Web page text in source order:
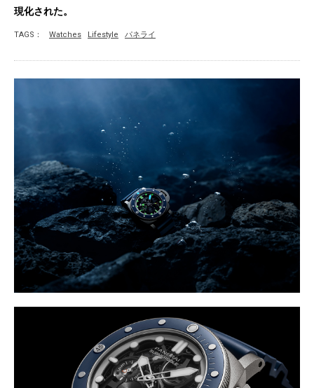
現化された。
TAGS： Watches Lifestyle パネライ